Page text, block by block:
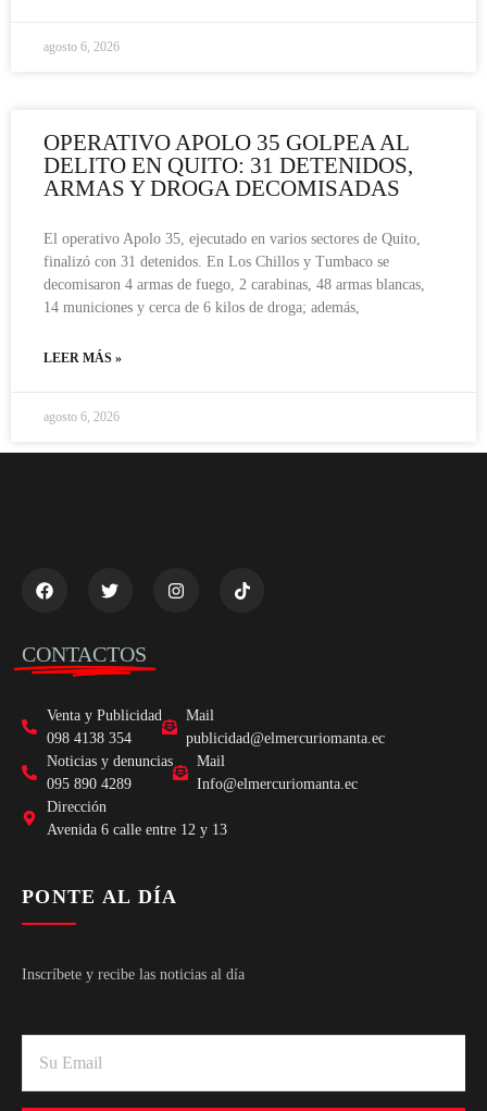
agosto 6, 2026
OPERATIVO APOLO 35 GOLPEA AL
DELITO EN QUITO: 31 DETENIDOS,
ARMAS Y DROGA DECOMISADAS
El operativo Apolo 35, ejecutado en varios sectores de Quito,
finalizó con 31 detenidos. En Los Chillos y Tumbaco se
decomisaron 4 armas de fuego, 2 carabinas, 48 armas blancas,
14 municiones y cerca de 6 kilos de droga; además,
LEER MÁS »
agosto 6, 2026
CONTACTOS
Venta y Publicidad
098 4138 354
Mail
publicidad@elmercuriomanta.ec
Noticias y denuncias
095 890 4289
Mail
Info@elmercuriomanta.ec
Dirección
Avenida 6 calle entre 12 y 13
PONTE AL DÍA
Inscríbete y recibe las noticias al día